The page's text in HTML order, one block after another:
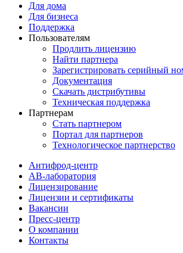
Для дома
Для бизнеса
Поддержка
Пользователям
Продлить лицензию
Найти партнера
Зарегистрировать серийный
Документация
Скачать дистрибутивы
Техническая поддержка
Партнерам
Стать партнером
Портал для партнеров
Технологическое партнерство
Антифрод-центр
АВ-лаборатория
Лицензирование
Лицензии и сертификаты
Вакансии
Пресс-центр
О компании
Контакты